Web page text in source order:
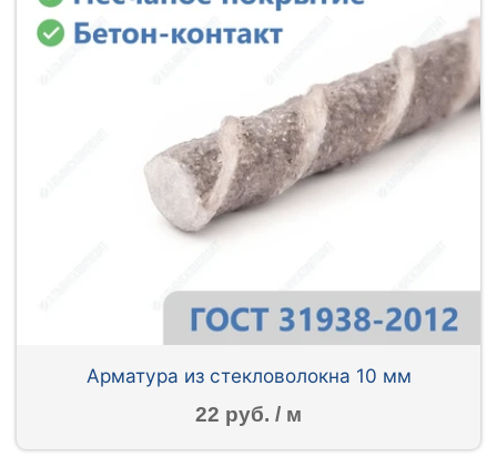
Арматура из стекловолокна 10 мм
22 руб. / м